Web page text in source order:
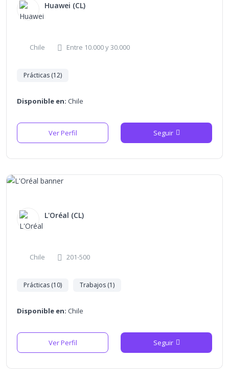
Huawei (CL)
Chile Entre 10.000 y 30.000
Prácticas (12)
Disponible en: Chile
Ver Perfil Seguir
L'Oréal (CL)
Chile 201-500
Prácticas (10) Trabajos (1)
Disponible en: Chile
Ver Perfil Seguir